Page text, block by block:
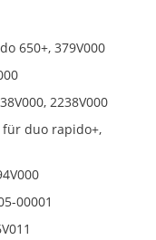
650+, 379V000
2238V000
für duo rapido+,
00001